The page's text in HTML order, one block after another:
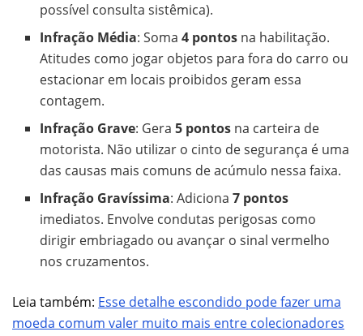
possível consulta sistêmica).
Infração Média: Soma4 pontos na habilitação.
Atitudes como jogar objetos para fora do carro ou
estacionar em locais proibidos geram essa
contagem.
Infração Grave: Gera5 pontos na carteira de
motorista. Não utilizar o cinto de segurança é uma
das causas mais comuns de acúmulo nessa faixa.
Infração Gravíssima: Adiciona7 pontos
imediatos. Envolve condutas perigosas como
dirigir embriagado ou avançar o sinal vermelho
nos cruzamentos.
Leia também: Esse detalhe escondido pode fazer uma
moeda comum valer muito mais entre colecionadores